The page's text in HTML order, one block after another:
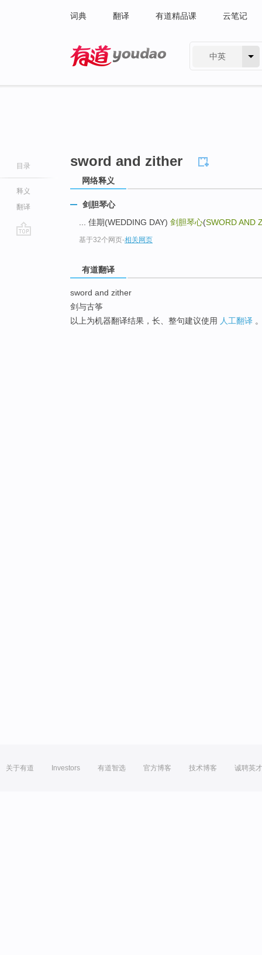
词典 翻译 有道精品课 云笔记
中英
目录
释义
翻译
sword and zither
网络释义
剑胆琴心
... 佳期(WEDDING DAY) 剑胆琴心(SWORD AND
基于32个网页-相关网页
有道翻译
sword and zither
剑与古筝
以上为机器翻译结果，长、整句建议使用 人工翻译
关于有道 Investors 有道智选 官方博客 技术博客 诚聘英才